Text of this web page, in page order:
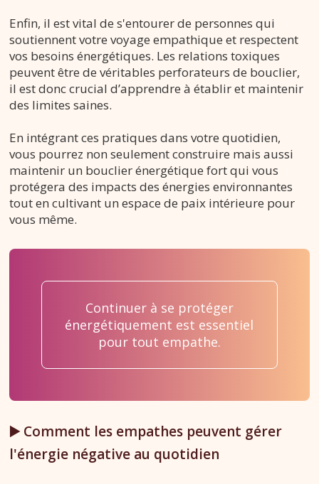
Enfin, il est vital de s'entourer de personnes qui
soutiennent votre voyage empathique et respectent
vos besoins énergétiques. Les relations toxiques
peuvent être de véritables perforateurs de bouclier,
il est donc crucial d’apprendre à établir et maintenir
des limites saines.
En intégrant ces pratiques dans votre quotidien,
vous pourrez non seulement construire mais aussi
maintenir un bouclier énergétique fort qui vous
protégera des impacts des énergies environnantes
tout en cultivant un espace de paix intérieure pour
vous même.
Continuer à se protéger
énergétiquement est essentiel
pour tout empathe.
▶️ Comment les empathes peuvent gérer
l'énergie négative au quotidien